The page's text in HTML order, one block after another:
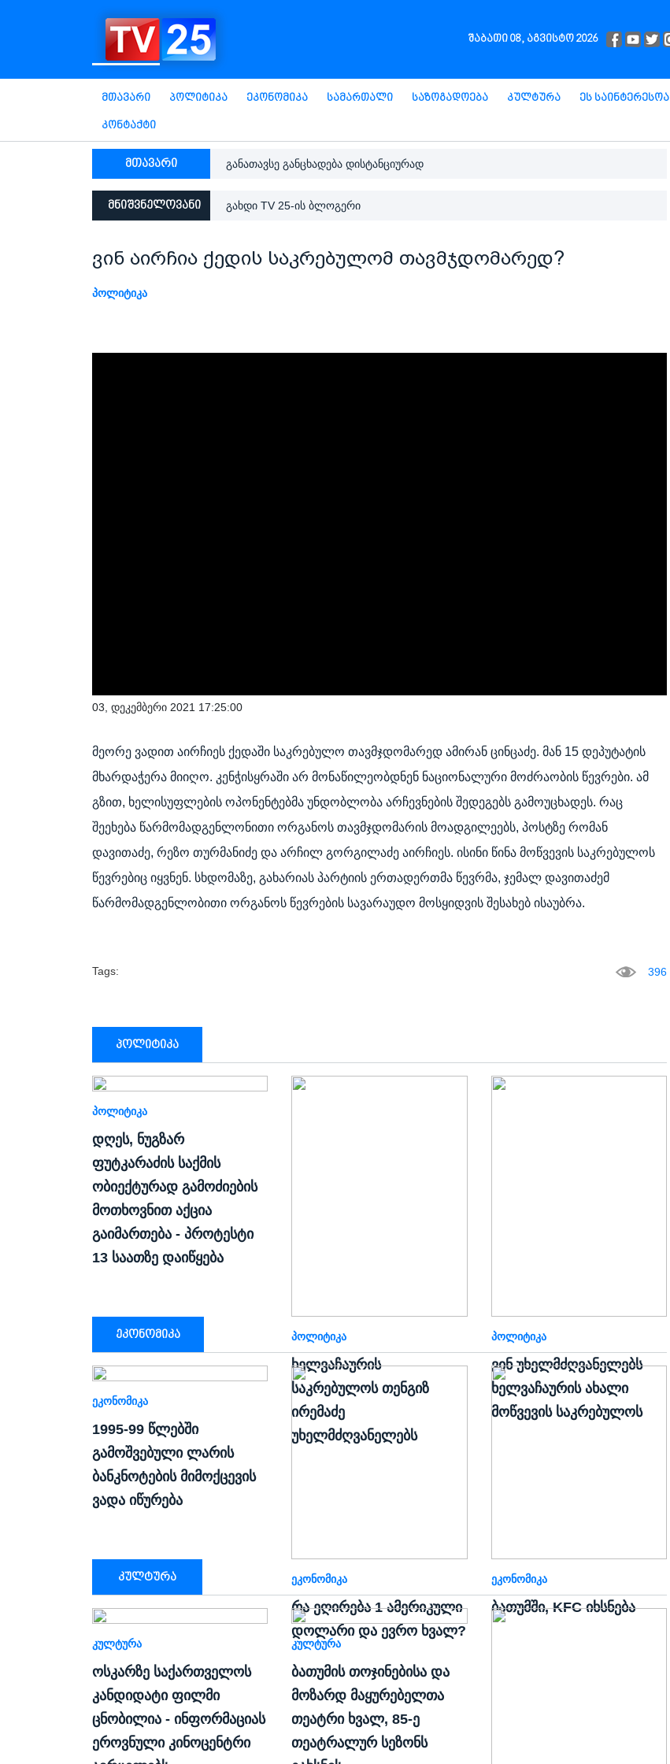
შაბათი 08, აგვისტო 2026
Მთავარი Პოლიტიკა Ეკონომიკა Სამართალი Საზოგადოება Კულტურა Ეს Საინტერესოა
Კონტაქტი
მთავარი განათავსე განცხადება დისტანციურად
მნიშვნელოვანი გახდი TV 25-ის ბლოგერი
ვინ აირჩია ქედის საკრებულომ თავმჯდომარედ?
ᲞᲝᲚᲘᲢᲘᲙᲐ
03, დეკემბერი 2021 17:25:00
მეორე ვადით აირჩიეს ქედაში საკრებულო თავმჯდომარედ ამირან ცინცაძე. მან 15 დეპუტატის
მხარდაჭერა მიიღო. კენჭისყრაში არ მონაწილეობდნენ ნაციონალური მოძრაობის წევრები. ამ
გზით, ხელისუფლების ოპონენტებმა უნდობლობა არჩევნების შედეგებს გამოუცხადეს. რაც
შეეხება წარმომადგენლონითი ორგანოს თავმჯდომარის მოადგილეებს, პოსტზე რომან
დავითაძე, რეზო თურმანიძე და არჩილ გორგილაძე აირჩიეს. ისინი წინა მოწვევის საკრებულოს
წევრებიც იყვნენ. სხდომაზე, გახარიას პარტიის ერთადერთმა წევრმა, ჯემალ დავითაძემ
წარმომადგენლობითი ორგანოს წევრების სავარაუდო მოსყიდვის შესახებ ისაუბრა.
Tags: 396
პოლიტიკა
ᲞᲝᲚᲘᲢᲘᲙᲐ
დღეს, ნუგზარ
ფუტკარაძის საქმის
ობიექტურად გამოძიების
მოთხოვნით აქცია
გაიმართება - პროტესტი
13 საათზე დაიწყება
ᲞᲝᲚᲘᲢᲘᲙᲐ
ხელვაჩაურის
საკრებულოს თენგიზ
ირემაძე
უხელმძღვანელებს
ᲞᲝᲚᲘᲢᲘᲙᲐ
ვინ უხელმძღვანელებს
ხელვაჩაურის ახალი
მოწვევის საკრებულოს
ეკონომიკა
ᲔᲙᲝᲜᲝᲛᲘᲙᲐ
1995-99 წლებში
გამოშვებული ლარის
ბანკნოტების მიმოქცევის
ვადა იწურება
ᲔᲙᲝᲜᲝᲛᲘᲙᲐ
რა ეღირება 1 ამერიკული
დოლარი და ევრო ხვალ?
ᲔᲙᲝᲜᲝᲛᲘᲙᲐ
ბათუმში, KFC იხსნება
კულტურა
ᲙᲣᲚᲢᲣᲠᲐ
ოსკარზე საქართველოს
კანდიდატი ფილმი
ცნობილია - ინფორმაციას
ეროვნული კინოცენტრი
ᲙᲣᲚᲢᲣᲠᲐ
ბათუმის თოჯინებისა და
მოზარდ მაყურებელთა
თეატრი ხვალ, 85-ე
თეატრალურ სეზონს